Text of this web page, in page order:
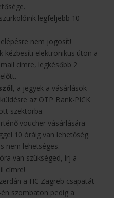
legfeljebb 10
nem jogosít!
kézbesíti elektronikus úton a
címre, legkésőbb 2
, a jegyek a vásárlások
az OTP Bank-PICK
szektorba.
voucher vásárlására
10 óráig van lehetőség.
nem lehetséges.
van szükséged, írj a
címre!
a HC Zagreb csapatát
szombaton pedig a